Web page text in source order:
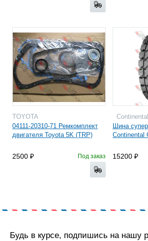
TOYOTA
04111-20310-71 Ремкомплект
двигателя Toyota 5K (TRP)
2500 Под заказ
Continental
Шина
Continental
15200
Будь в курсе, подпишись на нашу